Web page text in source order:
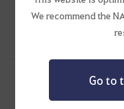
We recommend the
Go to
거
논의중